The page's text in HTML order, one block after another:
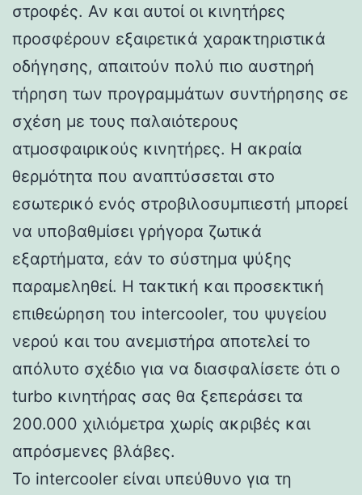
στροφές. Αν και αυτοί οι κινητήρες
προσφέρουν εξαιρετικά χαρακτηριστικά
οδήγησης, απαιτούν πολύ πιο αυστηρή
τήρηση των προγραμμάτων συντήρησης σε
σχέση με τους παλαιότερους
ατμοσφαιρικούς κινητήρες. Η ακραία
θερμότητα που αναπτύσσεται στο
εσωτερικό ενός στροβιλοσυμπιεστή μπορεί
να υποβαθμίσει γρήγορα ζωτικά
εξαρτήματα, εάν το σύστημα ψύξης
παραμεληθεί. Η τακτική και προσεκτική
επιθεώρηση του intercooler, του ψυγείου
νερού και του ανεμιστήρα αποτελεί το
απόλυτο σχέδιο για να διασφαλίσετε ότι ο
turbo κινητήρας σας θα ξεπεράσει τα
200.000 χιλιόμετρα χωρίς ακριβές και
απρόσμενες βλάβες.
Το intercooler είναι υπεύθυνο για τη